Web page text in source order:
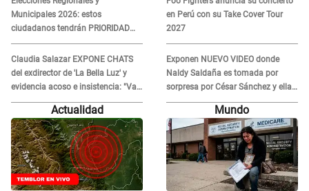
Municipales 2026: estos
ciudadanos tendrán PRIORIDAD
para votar el 4 de octubre
Claudia Salazar EXPONE CHATS
del exdirector de 'La Bella Luz' y
evidencia acoso e insistencia: "Vas
a estar conmigo, no pasa nada"
en Perú con su Take Cover Tour
2027
Exponen NUEVO VIDEO donde
Naldy Saldaña es tomada por
sorpresa por César Sánchez y ella
evidencia su REACCIÓN: Le agarró
Actualidad Mundo